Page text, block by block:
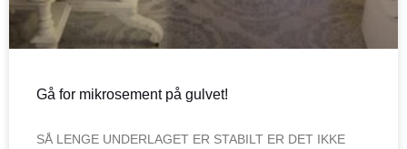
Gå for mikrosement på gulvet!
SÅ LENGE UNDERLAGET ER STABILT ER DET IKKE